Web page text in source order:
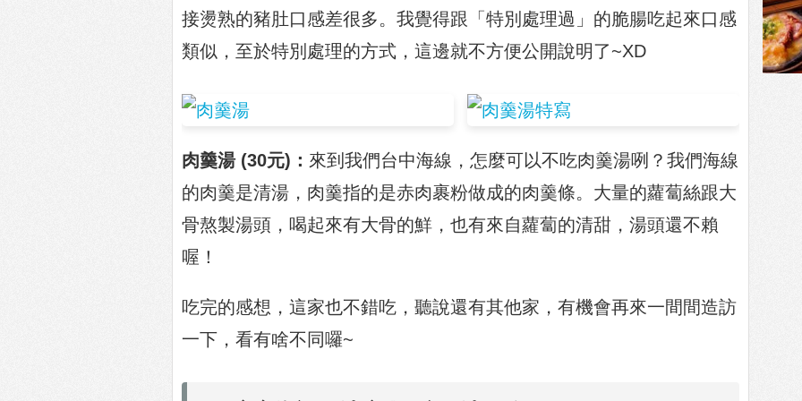
接燙熟的豬肚口感差很多。我覺得跟「特別處理過」的脆腸吃起來口感
類似，至於特別處理的方式，這邊就不方便公開說明了~XD
肉羹湯 (30元)： 來到我們台中海線，怎麼可以不吃肉羹湯咧？我們海線
的肉羹是清湯，肉羹指的是赤肉裹粉做成的肉羹條。大量的蘿蔔絲跟大
骨熬製湯頭，喝起來有大骨的鮮，也有來自蘿蔔的清甜，湯頭還不賴
喔！
吃完的感想，這家也不錯吃，聽說還有其他家，有機會再來一間間造訪
一下，看有啥不同囉~